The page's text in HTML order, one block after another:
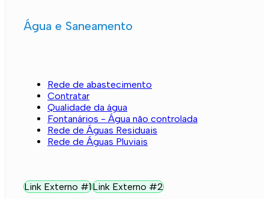
Água e Saneamento
Rede de abastecimento
Contratar
Qualidade da água
Fontanários - Água não controlada
Rede de Águas Residuais
Rede de Águas Pluviais
Link Externo #1Link Externo #2